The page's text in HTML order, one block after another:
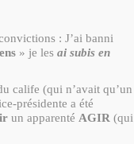
: J’ai banni
» je les ai subis en
calife (qui n’avait qu’un
présidente a été
un apparenté AGIR (qui